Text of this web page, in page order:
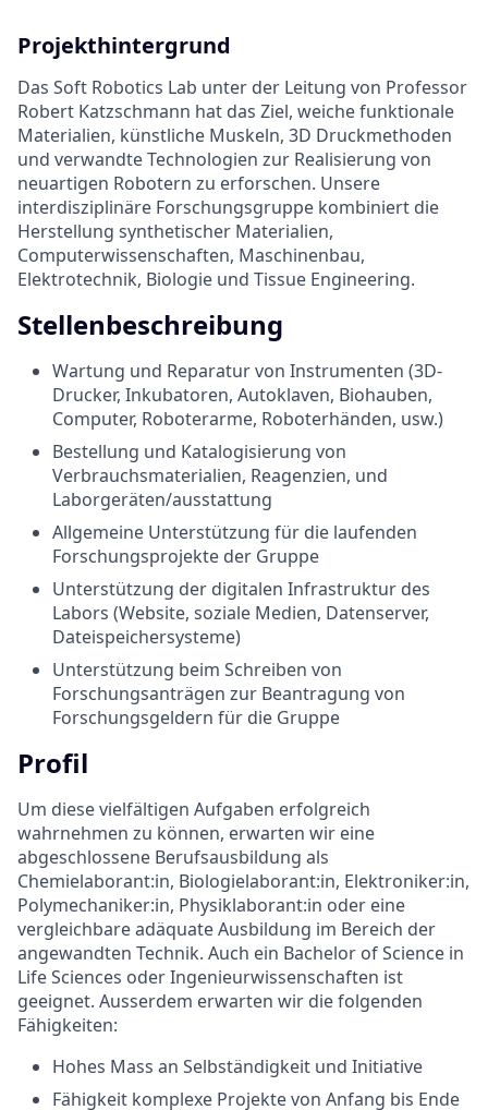
Projekthintergrund
Das Soft Robotics Lab unter der Leitung von Professor
Robert Katzschmann hat das Ziel, weiche funktionale
Materialien, künstliche Muskeln, 3D Druckmethoden
und verwandte Technologien zur Realisierung von
neuartigen Robotern zu erforschen. Unsere
interdisziplinäre Forschungsgruppe kombiniert die
Herstellung synthetischer Materialien,
Computerwissenschaften, Maschinenbau,
Elektrotechnik, Biologie und Tissue Engineering.
Stellenbeschreibung
Wartung und Reparatur von Instrumenten (3D-
Drucker, Inkubatoren, Autoklaven, Biohauben,
Computer, Roboterarme, Roboterhänden, usw.)
Bestellung und Katalogisierung von
Verbrauchsmaterialien, Reagenzien, und
Laborgeräten/ausstattung
Allgemeine Unterstützung für die laufenden
Forschungsprojekte der Gruppe
Unterstützung der digitalen Infrastruktur des
Labors (Website, soziale Medien, Datenserver,
Dateispeichersysteme)
Unterstützung beim Schreiben von
Forschungsanträgen zur Beantragung von
Forschungsgeldern für die Gruppe
Profil
Um diese vielfältigen Aufgaben erfolgreich
wahrnehmen zu können, erwarten wir eine
abgeschlossene Berufsausbildung als
Chemielaborant:in, Biologielaborant:in, Elektroniker:in,
Polymechaniker:in, Physiklaborant:in oder eine
vergleichbare adäquate Ausbildung im Bereich der
angewandten Technik. Auch ein Bachelor of Science in
Life Sciences oder Ingenieurwissenschaften ist
geeignet. Ausserdem erwarten wir die folgenden
Fähigkeiten:
Hohes Mass an Selbständigkeit und Initiative
Fähigkeit komplexe Projekte von Anfang bis Ende